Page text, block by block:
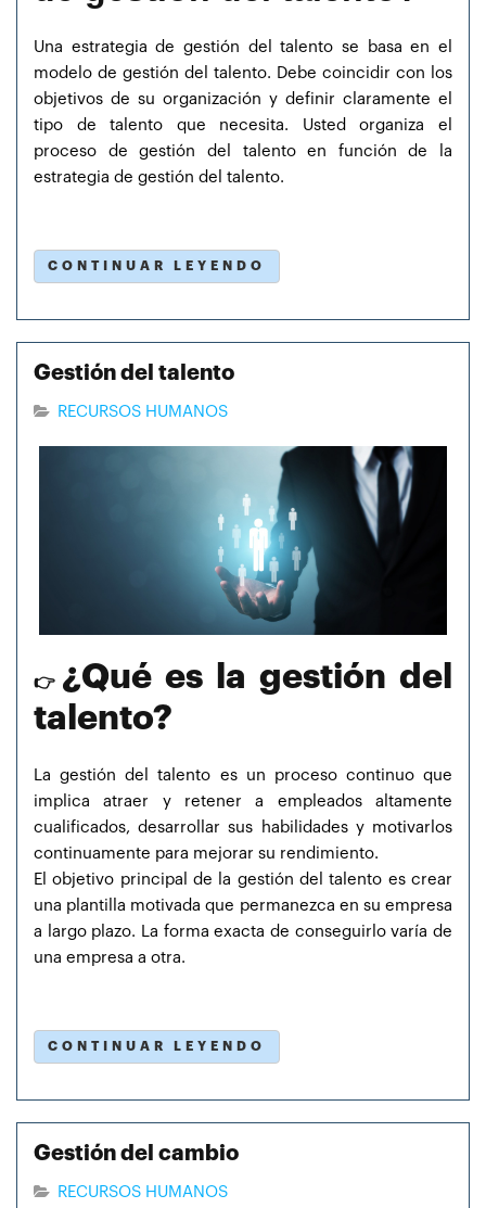
Una estrategia de gestión del talento se basa en el
modelo de gestión del talento. Debe coincidir con los
objetivos de su organización y definir claramente el
tipo de talento que necesita. Usted organiza el
proceso de gestión del talento en función de la
estrategia de gestión del talento.
CONTINUAR LEYENDO
Gestión del talento
RECURSOS HUMANOS
👉 ¿Qué es la gestión del
talento?
La gestión del talento es un proceso continuo que
implica atraer y retener a empleados altamente
cualificados, desarrollar sus habilidades y motivarlos
continuamente para mejorar su rendimiento.
El objetivo principal de la gestión del talento es crear
una plantilla motivada que permanezca en su empresa
a largo plazo. La forma exacta de conseguirlo varía de
una empresa a otra.
CONTINUAR LEYENDO
Gestión del cambio
RECURSOS HUMANOS